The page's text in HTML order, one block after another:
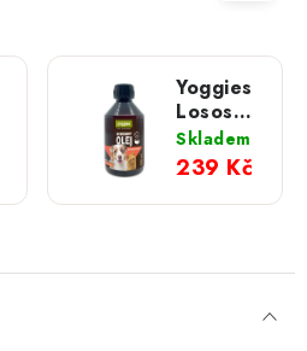
Yoggies
Lososový
olej pro
psy a
kočky
500 ml
Skladem
239 Kč